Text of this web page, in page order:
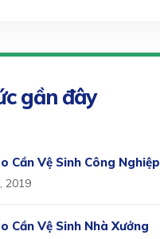
gần đây
Cần Vệ Sinh Công Nghiệp
2019
Cần Vệ Sinh Nhà Xưởng